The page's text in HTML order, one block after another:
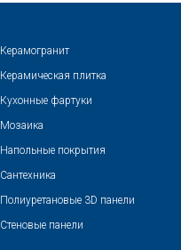
Керамогранит
Керамическая плитка
Кухонные фартуки
Мозаика
Напольные покрытия
Сантехника
Полиуретановые 3D панели
Стеновые панели